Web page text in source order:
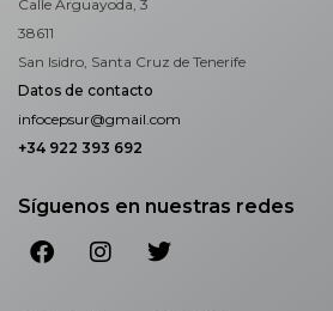
Calle Arguayoda, 3
38611
San Isidro, Santa Cruz de Tenerife
Datos de contacto
infocepsur@gmail.com
+34 922 393 692
Síguenos en nuestras redes